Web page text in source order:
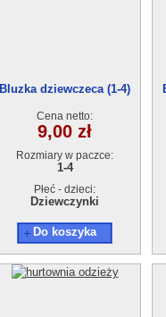
Bluzka dziewczeca (1-4)
Cena netto:
9,00 zł
Rozmiary w paczce:
1-4
Płeć - dzieci:
Dziewczynki
Do koszyka